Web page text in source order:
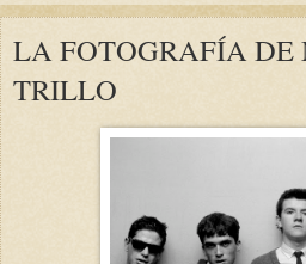
LA FOTOGRAFÍA DE
TRILLO